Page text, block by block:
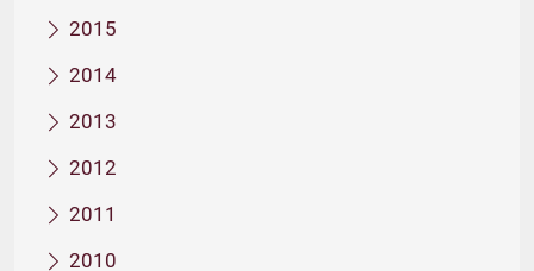
2015
2014
2013
2012
2011
2010